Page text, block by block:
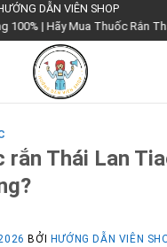
DẪN VIÊN SHOP
Thuốc Rắn Thái Lan Tại
rắn Thái Lan
BỞI HƯỚNG DẪN VIÊN